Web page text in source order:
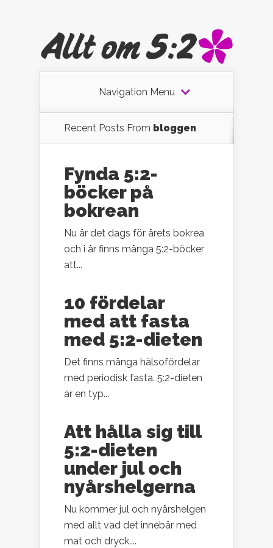
Navigation Menu
Recent Posts From bloggen
Fynda 5:2-
böcker på
bokrean
Nu är det dags för årets bokrea
och i år finns många 5:2-böcker
att...
10 fördelar
med att fasta
med 5:2-dieten
Det finns många hälsofördelar
med periodisk fasta. 5:2-dieten
är en typ...
Att hålla sig till
5:2-dieten
under jul och
nyårshelgerna
Nu kommer jul och nyårshelgen
med allt vad det innebär med
mat och dryck....